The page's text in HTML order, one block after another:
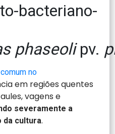
bacteriano-
phaseolipv.
no
em regiões quentes
vagens e
severamente a
da cultura.